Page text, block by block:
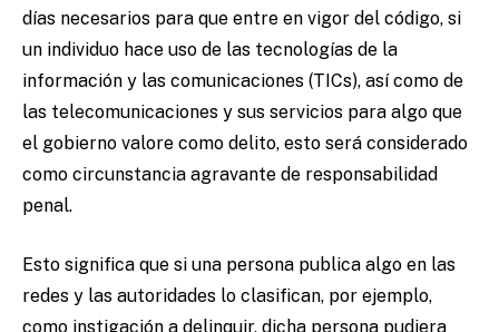
días necesarios para que entre en vigor del código, si
un individuo hace uso de las tecnologías de la
información y las comunicaciones (TICs), así como de
las telecomunicaciones y sus servicios para algo que
el gobierno valore como delito, esto será considerado
como circunstancia agravante de responsabilidad
penal.
Esto significa que si una persona publica algo en las
redes y las autoridades lo clasifican, por ejemplo,
como instigación a delinquir, dicha persona pudiera